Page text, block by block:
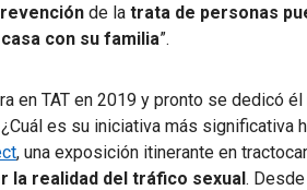
de la trata de personas
con su familia”.
en TAT en 2019 y pronto se dedicó
es su iniciativa más significativa
, una exposición itinerante en
la realidad del tráfico sexual.